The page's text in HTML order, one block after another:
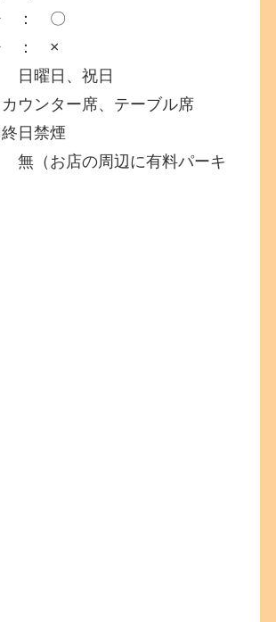
： 〇
： ×
曜日、祝日
ンター席、テーブル席
日禁煙
（お店の周辺に有料パーキ